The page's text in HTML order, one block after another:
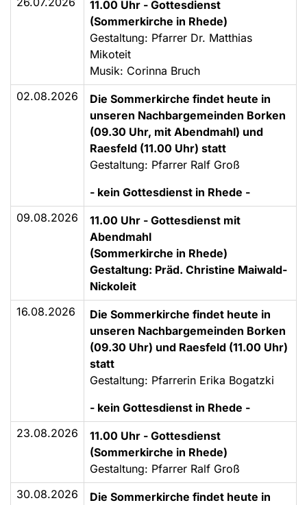
11.00 Uhr - Gottesdienst
(Sommerkirche in Rhede)
Gestaltung: Pfarrer Dr. Matthias
Mikoteit
Musik: Corinna Bruch
02.08.2026
Die Sommerkirche findet heute in
unseren Nachbargemeinden Borken
(09.30 Uhr, mit Abendmahl) und
Raesfeld (11.00 Uhr) statt
Gestaltung: Pfarrer Ralf Groß
- kein Gottesdienst in Rhede -
09.08.2026
11.00 Uhr - Gottesdienst mit
Abendmahl
(Sommerkirche in Rhede)
Gestaltung: Präd. Christine Maiwald-
Nickoleit
16.08.2026
Die Sommerkirche findet heute in
unseren Nachbargemeinden Borken
(09.30 Uhr) und Raesfeld (11.00 Uhr)
statt
Gestaltung: Pfarrerin Erika Bogatzki
- kein Gottesdienst in Rhede -
23.08.2026
11.00 Uhr - Gottesdienst
(Sommerkirche in Rhede)
Gestaltung: Pfarrer Ralf Groß
30.08.2026
Die Sommerkirche findet heute in